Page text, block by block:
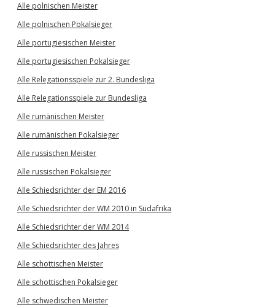
Alle polnischen Meister
Alle polnischen Pokalsieger
Alle portugiesischen Meister
Alle portugiesischen Pokalsieger
Alle Relegationsspiele zur 2. Bundesliga
Alle Relegationsspiele zur Bundesliga
Alle rumänischen Meister
Alle rumänischen Pokalsieger
Alle russischen Meister
Alle russischen Pokalsieger
Alle Schiedsrichter der EM 2016
Alle Schiedsrichter der WM 2010 in Südafrika
Alle Schiedsrichter der WM 2014
Alle Schiedsrichter des Jahres
Alle schottischen Meister
Alle schottischen Pokalsieger
Alle schwedischen Meister